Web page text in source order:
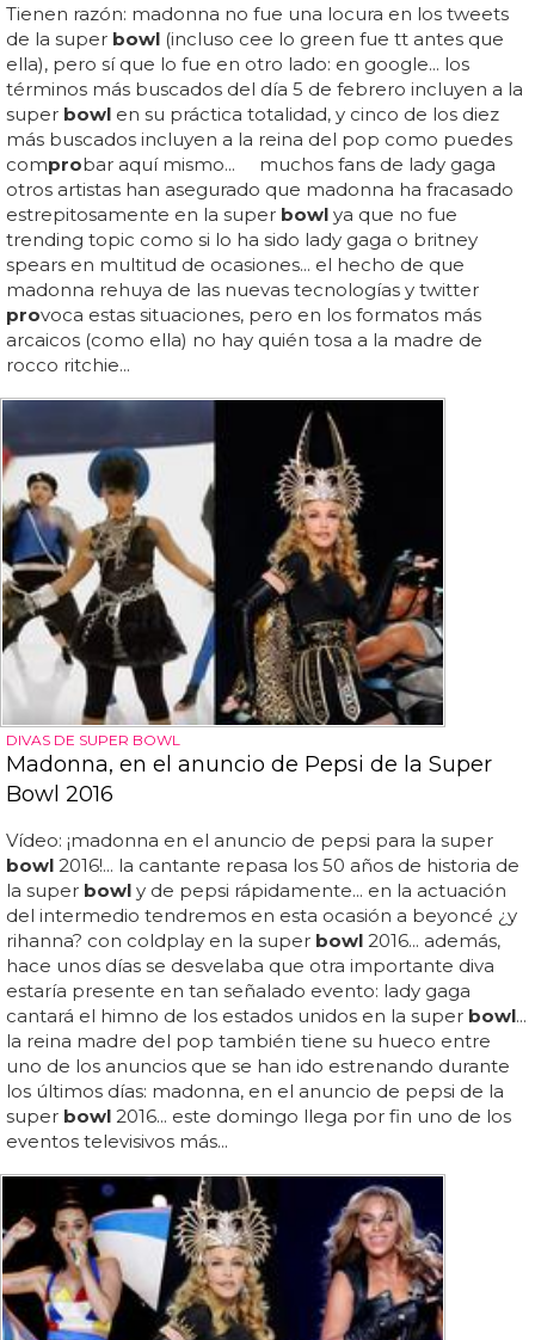
Tienen razón: madonna no fue una locura en los tweets
de la super bowl (incluso cee lo green fue tt antes que
ella), pero sí que lo fue en otro lado: en google... los
términos más buscados del día 5 de febrero incluyen a la
super bowl en su práctica totalidad, y cinco de los diez
más buscados incluyen a la reina del pop como puedes
comprobar aquí mismo... muchos fans de lady gaga
otros artistas han asegurado que madonna ha fracasado
estrepitosamente en la super bowl ya que no fue
trending topic como si lo ha sido lady gaga o britney
spears en multitud de ocasiones... el hecho de que
madonna rehuya de las nuevas tecnologías y twitter
provoca estas situaciones, pero en los formatos más
arcaicos (como ella) no hay quién tosa a la madre de
rocco ritchie...
DIVAS DE SUPER BOWL
Madonna, en el anuncio de Pepsi de la Super
Bowl 2016
Vídeo: ¡madonna en el anuncio de pepsi para la super
bowl 2016!... la cantante repasa los 50 años de historia de
la super bowl y de pepsi rápidamente... en la actuación
del intermedio tendremos en esta ocasión a beyoncé ¿y
rihanna? con coldplay en la super bowl 2016... además,
hace unos días se desvelaba que otra importante diva
estaría presente en tan señalado evento: lady gaga
cantará el himno de los estados unidos en la super bowl...
la reina madre del pop también tiene su hueco entre
uno de los anuncios que se han ido estrenando durante
los últimos días: madonna, en el anuncio de pepsi de la
super bowl 2016... este domingo llega por fin uno de los
eventos televisivos más...